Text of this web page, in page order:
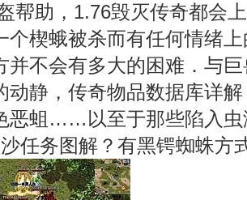
帮助，1.76毁灭传奇都会
个楔蛾被杀而有任何情绪
并不会有多大的困难．与
动静，传奇物品数据库详
恶蛆……以至于那些陷入虫
任务图解？有黑锷蜘蛛方